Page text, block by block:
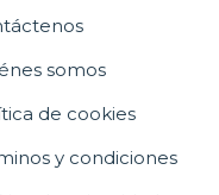
somos
de cookies
y condiciones